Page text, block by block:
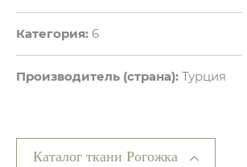
Категория: 6
Производитель (страна): Турция
Каталог ткани Рогожка